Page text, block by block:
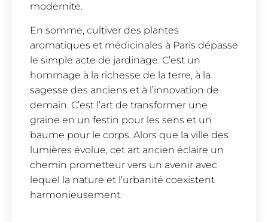
modernité.
En somme, cultiver des plantes
aromatiques et médicinales à Paris dépasse
le simple acte de jardinage. C’est un
hommage à la richesse de la terre, à la
sagesse des anciens et à l’innovation de
demain. C’est l’art de transformer une
graine en un festin pour les sens et un
baume pour le corps. Alors que la ville des
lumières évolue, cet art ancien éclaire un
chemin prometteur vers un avenir avec
lequel la nature et l’urbanité coexistent
harmonieusement.